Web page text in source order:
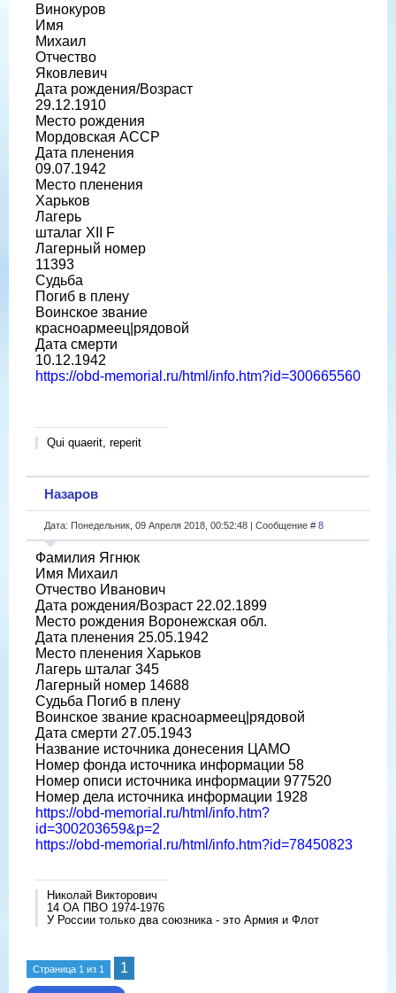
Винокуров
Имя
Михаил
Отчество
Яковлевич
Дата рождения/Возраст
29.12.1910
Место рождения
Мордовская АССР
Дата пленения
09.07.1942
Место пленения
Харьков
Лагерь
шталаг XII F
Лагерный номер
11393
Судьба
Погиб в плену
Воинское звание
красноармеец|рядовой
Дата смерти
10.12.1942
https://obd-memorial.ru/html/info.htm?id=300665560
Qui quaerit, reperit
Назаров
Дата: Понедельник, 09 Апреля 2018, 00:52:48 | Сообщение # 8
Фамилия Ягнюк
Имя Михаил
Отчество Иванович
Дата рождения/Возраст 22.02.1899
Место рождения Воронежская обл.
Дата пленения 25.05.1942
Место пленения Харьков
Лагерь шталаг 345
Лагерный номер 14688
Судьба Погиб в плену
Воинское звание красноармеец|рядовой
Дата смерти 27.05.1943
Название источника донесения ЦАМО
Номер фонда источника информации 58
Номер описи источника информации 977520
Номер дела источника информации 1928
https://obd-memorial.ru/html/info.htm?
id=300203659&p=2
https://obd-memorial.ru/html/info.htm?id=78450823
Николай Викторович
14 ОА ПВО 1974-1976
У России только два союзника - это Армия и Флот
Страница 1 из 1 1